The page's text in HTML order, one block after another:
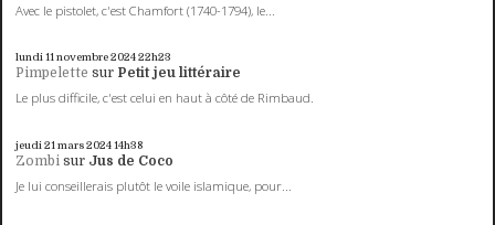
Avec le pistolet, c'est Chamfort (1740-1794), le...
lundi 11novembre 202422h23
Pimpelette sur Petit jeu littéraire
Le plus difficile, c'est celui en haut à côté de Rimbaud.
jeudi 21 mars 202414h38
Zombi sur Jus de Coco
Je lui conseillerais plutôt le voile islamique, pour...